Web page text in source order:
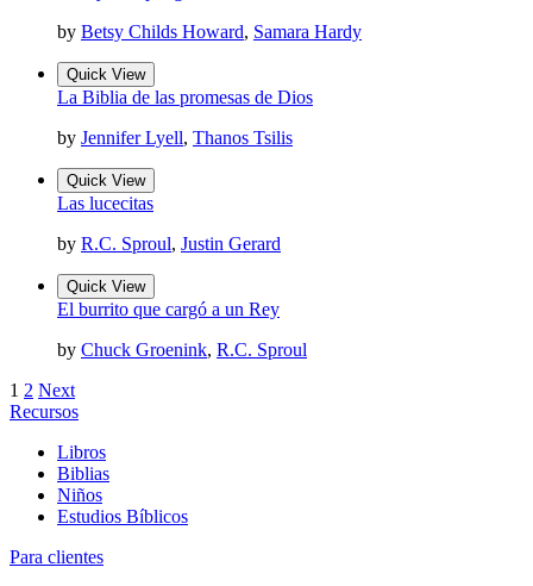
by Betsy Childs Howard, Samara Hardy
Quick View
La Biblia de las promesas de Dios
by Jennifer Lyell, Thanos Tsilis
Quick View
Las lucecitas
by R.C. Sproul, Justin Gerard
Quick View
El burrito que cargó a un Rey
by Chuck Groenink, R.C. Sproul
1 2 Next
Recursos
Libros
Biblias
Niños
Estudios Bíblicos
Para clientes